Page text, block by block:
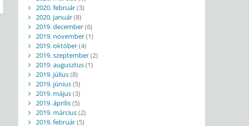
2020. február(3)
2020. január(8)
2019. december(6)
2019. november(1)
2019. október(4)
2019. szeptember(2)
2019. augusztus(1)
2019. július(8)
2019. június(5)
2019. május(3)
2019. április(5)
2019. március(2)
2019. február(5)